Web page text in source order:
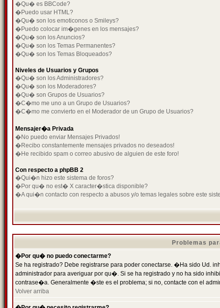
�Qu� es BBCode?
�Puedo usar HTML?
�Qu� son los emoticonos o Smileys?
�Puedo colocar im�genes en los mensajes?
�Qu� son los Anuncios?
�Qu� son los Temas Permanentes?
�Qu� son los Temas Bloqueados?
Niveles de Usuarios y Grupos
�Qu� son los Administradores?
�Qu� son los Moderadores?
�Qu� son Grupos de Usuarios?
�C�mo me uno a un Grupo de Usuarios?
�C�mo me convierto en el Moderador de un Grupo de Usuarios?
Mensajer�a Privada
�No puedo enviar Mensajes Privados!
�Recibo constantemente mensajes privados no deseados!
�He recibido spam o correo abusivo de alguien de este foro!
Con respecto a phpBB 2
�Qui�n hizo este sistema de foros?
�Por qu� no est� X caracter�stica disponible?
�A qui�n contacto con respecto a abusos y/o temas legales sobre este
Problemas
�Por qu� no puedo conectarme?
Se ha registrado? Debe registrarse para poder conectarse. �Ha sido Ud.
administrador para averiguar por qu�. Si se ha registrado y no ha sido
contrase�a. Generalmente �ste es el problema; si no, contacte con el
Volver arriba